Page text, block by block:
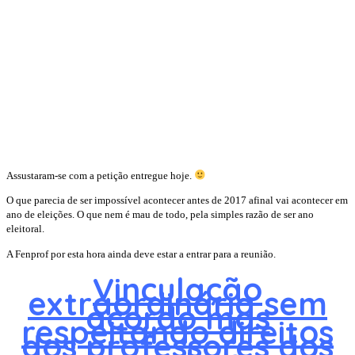
Assustaram-se com a petição entregue hoje.
O que parecia de ser impossível acontecer antes de 2017 afinal vai acontecer em
ano de eleições. O que nem é mau de todo, pela simples razão de ser ano
eleitoral.
A Fenprof por esta hora ainda deve estar a entrar para a reunião.
Vinculação
extraordinária sem
acordo mas
respeitando direitos
dos professores dos